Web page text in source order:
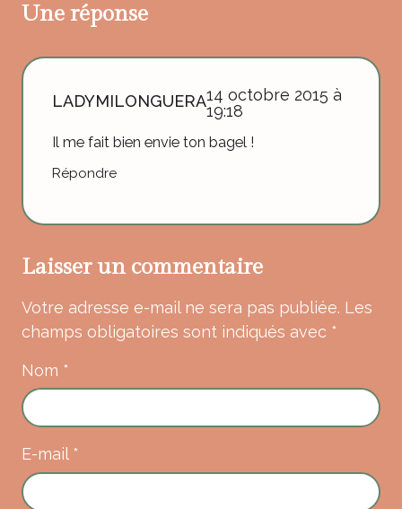
Une réponse
LADYMILONGUERA14 octobre 2015 à
19:18
Il me fait bien envie ton bagel !
Répondre
Laisser un commentaire
Votre adresse e-mail ne sera pas publiée. Les
champs obligatoires sont indiqués avec *
Nom *
E-mail *